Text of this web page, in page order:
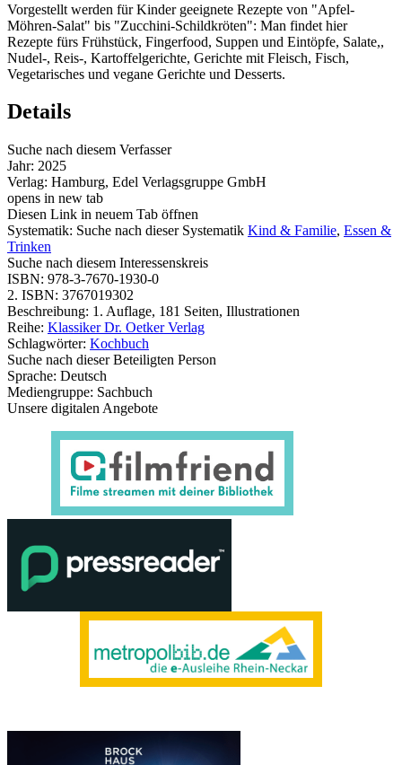
Vorgestellt werden für Kinder geeignete Rezepte von "Apfel-
Möhren-Salat" bis "Zucchini-Schildkröten": Man findet hier
Rezepte fürs Frühstück, Fingerfood, Suppen und Eintöpfe, Salate,,
Nudel-, Reis-, Kartoffelgerichte, Gerichte mit Fleisch, Fisch,
Vegetarisches und vegane Gerichte und Desserts.
Details
Suche nach diesem Verfasser
Jahr: 2025
Verlag: Hamburg, Edel Verlagsgruppe GmbH
opens in new tab
Diesen Link in neuem Tab öffnen
Systematik: Suche nach dieser Systematik Kind & Familie, Essen &
Trinken
Suche nach diesem Interessenskreis
ISBN: 978-3-7670-1930-0
2. ISBN: 3767019302
Beschreibung: 1. Auflage, 181 Seiten, Illustrationen
Reihe: Klassiker Dr. Oetker Verlag
Schlagwörter: Kochbuch
Suche nach dieser Beteiligten Person
Sprache: Deutsch
Mediengruppe: Sachbuch
Unsere digitalen Angebote